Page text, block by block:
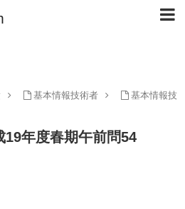
基本情報技術者
基本情報技
年度春期午前問54